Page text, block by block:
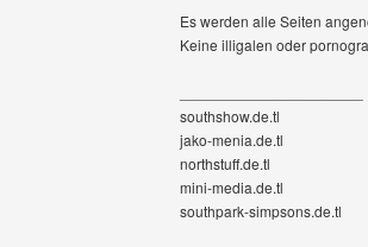
Es werden alle Seiten
Keine illigalen oder
southshow.de.tl
jako-menia.de.tl
northstuff.de.tl
mini-media.de.tl
southpark-simpsons.de.tl